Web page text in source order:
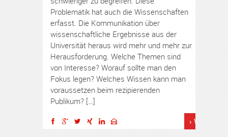
Problematik hat auch die Wissenschaften
erfasst. Die Kommunikation über
wissenschaftliche Ergebnisse aus der
Universität heraus wird mehr und mehr zur
Herausforderung. Welche Themen sind
von Interesse? Worauf sollte man den
Fokus legen? Welches Wissen kann man
voraussetzen beim rezipierenden
Publikum? […]
›